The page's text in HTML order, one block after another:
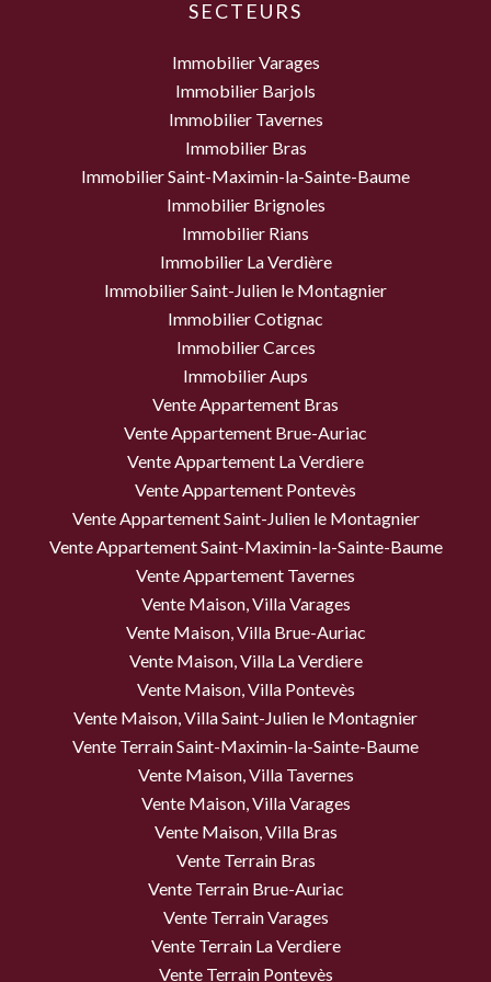
SECTEURS
Immobilier Varages
Immobilier Barjols
Immobilier Tavernes
Immobilier Bras
Immobilier Saint-Maximin-la-Sainte-Baume
Immobilier Brignoles
Immobilier Rians
Immobilier La Verdière
Immobilier Saint-Julien le Montagnier
Immobilier Cotignac
Immobilier Carces
Immobilier Aups
Vente Appartement Bras
Vente Appartement Brue-Auriac
Vente Appartement La Verdiere
Vente Appartement Pontevès
Vente Appartement Saint-Julien le Montagnier
Vente Appartement Saint-Maximin-la-Sainte-Baume
Vente Appartement Tavernes
Vente Maison, Villa Varages
Vente Maison, Villa Brue-Auriac
Vente Maison, Villa La Verdiere
Vente Maison, Villa Pontevès
Vente Maison, Villa Saint-Julien le Montagnier
Vente Terrain Saint-Maximin-la-Sainte-Baume
Vente Maison, Villa Tavernes
Vente Maison, Villa Varages
Vente Maison, Villa Bras
Vente Terrain Bras
Vente Terrain Brue-Auriac
Vente Terrain Varages
Vente Terrain La Verdiere
Vente Terrain Pontevès